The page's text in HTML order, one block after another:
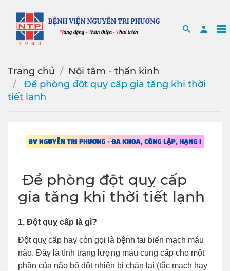
Search
Trang chủ
Nội tâm - thần kinh
️ Đề phòng đột quỵ cấp gia tăng khi thời
tiết lạnh
️ Đề phòng đột quỵ cấp
gia tăng khi thời tiết lạnh
1. Đột quỵ cấp là gì?
Đột quỵ cấp hay còn gọi là bệnh tai biến mạch máu
não. Đây là tình trạng lượng máu cung cấp cho một
phần của não bộ đột nhiên bị chặn lại (tắc mạch hay